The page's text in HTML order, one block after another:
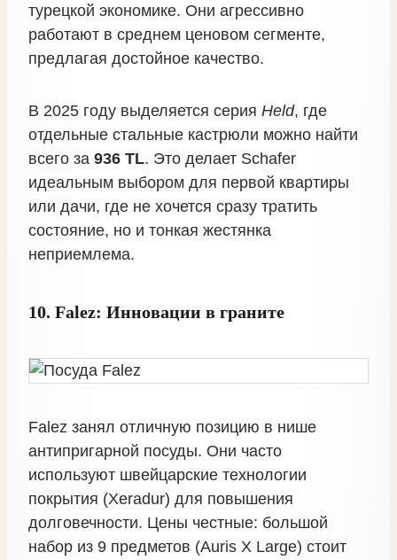
турецкой экономике. Они агрессивно
работают в среднем ценовом сегменте,
предлагая достойное качество.
В 2025 году выделяется серия Held, где
отдельные стальные кастрюли можно найти
всего за 936 TL. Это делает Schafer
идеальным выбором для первой квартиры
или дачи, где не хочется сразу тратить
состояние, но и тонкая жестянка
неприемлема.
10. Falez: Инновации в граните
Falez занял отличную позицию в нише
антипригарной посуды. Они часто
используют швейцарские технологии
покрытия (Xeradur) для повышения
долговечности. Цены честные: большой
набор из 9 предметов (Auris X Large) стоит